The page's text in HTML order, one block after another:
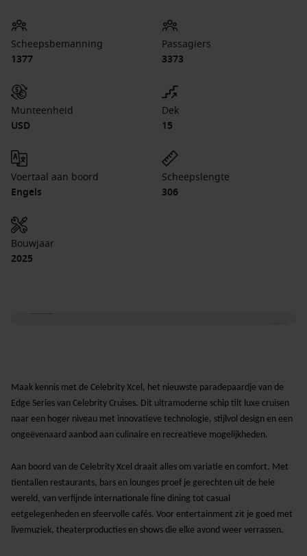
Scheepsbemanning
1377
Passagiers
3373
Munteenheid
USD
Dek
15
Voertaal aan boord
Engels
Scheepslengte
306
Bouwjaar
2025
Maak kennis met de Celebrity Xcel, het nieuwste paradepaardje van de
Edge Series van Celebrity Cruises. Dit ultramoderne schip tilt luxe cruisen
naar een hoger niveau met innovatieve technologie, stijlvol design en een
ongeëvenaard aanbod aan culinaire en recreatieve mogelijkheden.
Aan boord van de Celebrity Xcel draait alles om variatie en comfort. Met
tientallen restaurants, bars en lounges proef je gerechten uit de hele
wereld, van verfijnde internationale fine dining tot casual
eetgelegenheden en sfeervolle cafés. Voor entertainment zit je goed met
livemuziek, theaterproducties en shows die elke avond weer verrassen.